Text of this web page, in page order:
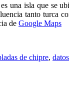
una isla que se
tanto turca
de Google Maps
de chipre,